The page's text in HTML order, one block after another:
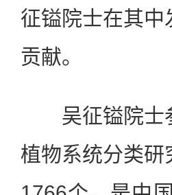
征镒院士在其
贡献。
吴征镒院士参
植物系统分类研